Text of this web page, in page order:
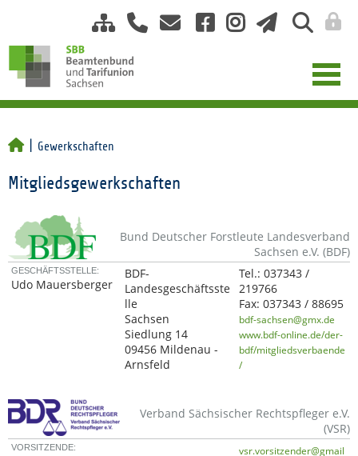
Gewerkschaften
Mitgliedsgewerkschaften
Bund Deutscher Forstleute Landesverband
Sachsen e.V. (BDF)
GESCHÄFTSSTELLE:
Udo Mauersberger
BDF-
Landesgeschäftsste
lle
Sachsen
Siedlung 14
09456 Mildenau -
Arnsfeld
Tel.:037343 /
219766
Fax:037343 / 88695
bdf-sachsen@gmx.de
www.bdf-online.de/der-
bdf/mitgliedsverbaende
/
Verband Sächsischer Rechtspfleger e.V.
(VSR)
VORSITZENDE:
vsr.vorsitzender@gmail